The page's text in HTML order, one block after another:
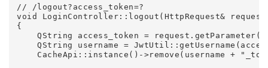
// /logout?access_token=?
void LoginController::logout(HttpRequest& request,
{
QString access_token =
QString username =
CacheApi::instance()->remove(username +